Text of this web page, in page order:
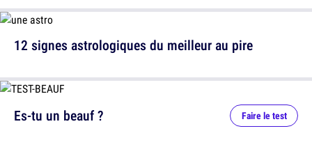
12 signes astrologiques du meilleur au pire
Es-tu un beauf ? Faire le test